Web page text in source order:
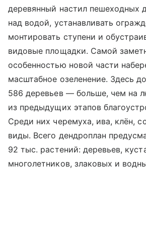
деревянный настил пешеходных
над водой, устанавливать
монтировать ступени и
видовые площадки. Самой
особенностью новой части
масштабное озеленение. Здесь
586 деревьев — больше, чем на
из предыдущих этапов
Среди них черемуха, ива, клён,
виды. Всего дендроплан
92 тыс. растений: деревьев,
многолетников, злаковых и